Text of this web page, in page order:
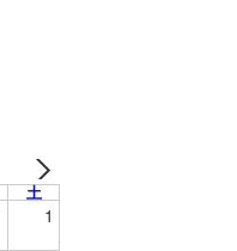
土
1